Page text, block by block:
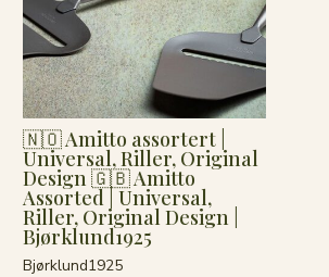
🇳🇴 Amitto assortert |
Universal, Riller, Original
Design 🇬🇧 Amitto
Assorted | Universal,
Riller, Original Design |
Bjørklund1925
Bjørklund1925